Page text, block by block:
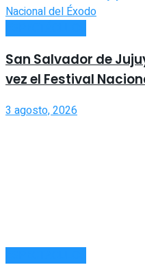
San Salvador de
vez el Festival
3 agosto, 2026